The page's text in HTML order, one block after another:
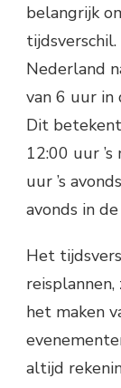
belangrijk
Nederland
van 6 uur in
Dit
12:00 uur
uur ’s
avonds in
Het
het maken
altijd